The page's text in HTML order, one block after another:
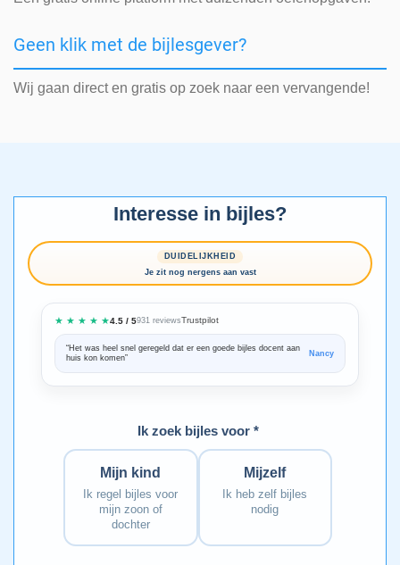
Geen klik met de bijlesgever?
Wij gaan direct en gratis op zoek naar een vervangende!
Interesse in bijles?
DUIDELIJKHEID
Je zit nog nergens aan vast
★ ★ ★ ★ ★4.5 / 5931 reviewsTrustpilot
“Het was heel snel geregeld dat er een goede bijles docent aan
huis kon komen”
Nancy
Ik zoek bijles voor *
Mijn kind
Ik regel bijles voor
mijn zoon of
dochter
Mijzelf
Ik heb zelf bijles
nodig